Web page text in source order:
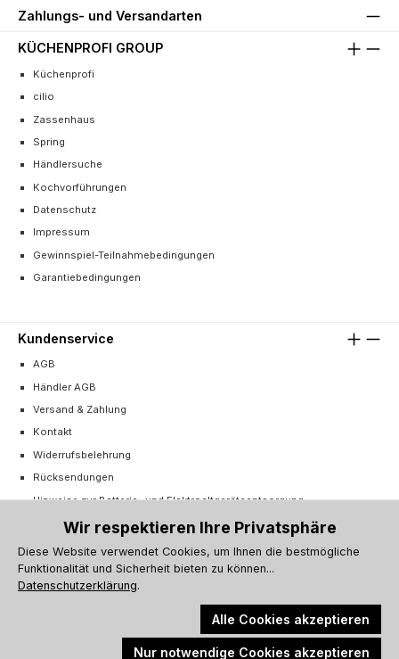
Zahlungs- und Versandarten
KÜCHENPROFI GROUP
Küchenprofi
cilio
Zassenhaus
Spring
Händlersuche
Kochvorführungen
Datenschutz
Impressum
Gewinnspiel-Teilnahmebedingungen
Garantiebedingungen
Kundenservice
AGB
Händler AGB
Versand & Zahlung
Kontakt
Widerrufsbelehrung
Rücksendungen
Hinweise zur Batterie- und Elektroaltgeräteentsorgung
Cookie-Einstellungen
Vertrag widerrufen
Wir respektieren Ihre Privatsphäre
Diese Website verwendet Cookies, um Ihnen die bestmögliche
Funktionalität und Sicherheit bieten zu können...
Datenschutzerklärung.
Alle Cookies akzeptieren
Nur notwendige Cookies akzeptieren